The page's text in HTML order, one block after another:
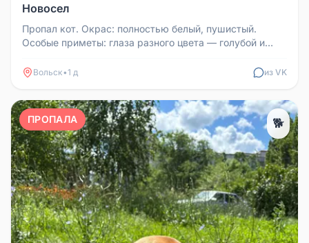
Новосел
Пропал кот. Окрас: полностью белый, пушистый.
Особые приметы: глаза разного цвета — голубой и
Вольск•1 д из VK
ПРОПАЛА 🐕